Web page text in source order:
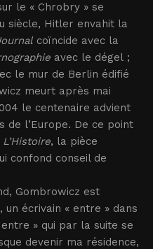
le « Chrobry » se
siècle, Hitler envahit la
coïncide avec la
avec le dégel ;
le mur de Berlin édifié
meurt après mai
le centenaire advient
de l’Europe. De ce point
L’Histoire, la pièce
confond conseil de
Gombrowicz est
un écrivain « entre » dans
» qui par la suite se
devenir ma résidence,